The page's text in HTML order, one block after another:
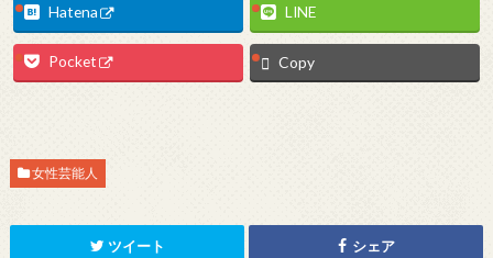
Hatena LINE
Pocket Copy
女性芸能人
ツイート シェア